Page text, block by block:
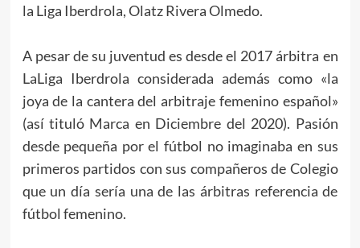
la Liga Iberdrola, Olatz Rivera Olmedo.
A pesar de su juventud es desde el 2017 árbitra en
LaLiga Iberdrola considerada además como «la
joya de la cantera del arbitraje femenino español»
(así tituló Marca en Diciembre del 2020). Pasión
desde pequeña por el fútbol no imaginaba en sus
primeros partidos con sus compañeros de Colegio
que un día sería una de las árbitras referencia de
fútbol femenino.